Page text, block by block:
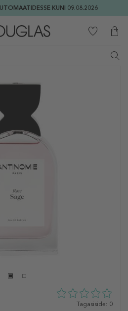
KUNI 09.08.2026
0
Tagasiside: 0